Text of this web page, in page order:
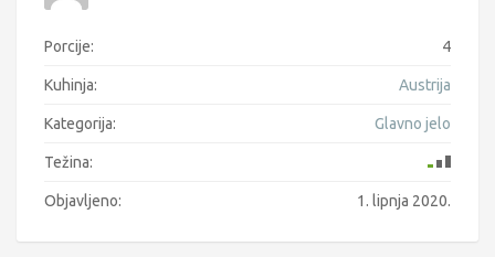
Porcije: 4
Kuhinja: Austrija
Kategorija: Glavno jelo
Težina:
Objavljeno: 1. lipnja 2020.